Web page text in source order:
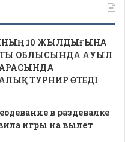
10 ЖЫЛДЫҒЫНА
ОБЛЫСЫНДА АУЫЛ
ТУРНИР ӨТЕДІ
в раздевалке
игры на вылет